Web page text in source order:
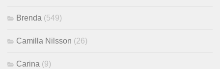
Brenda (549)
Camilla Nilsson (26)
Carina (9)